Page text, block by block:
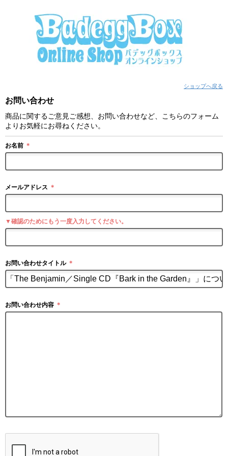
ショップへ戻る
お問い合わせ
商品に関するご意見ご感想、お問い合わせなど、こちらのフォーム
よりお気軽にお尋ねください。
お名前 ＊
メールアドレス ＊
▼確認のためにもう一度入力してください。
お問い合わせタイトル ＊
お問い合わせ内容 ＊